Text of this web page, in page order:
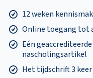
12 weken
Online toegang tot
Eén
nascholingsartikel
Het tijdschrift 3 keer